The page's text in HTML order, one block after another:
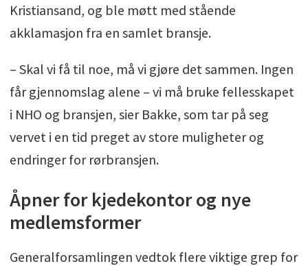
Kristiansand, og ble møtt med stående
akklamasjon fra en samlet bransje.
– Skal vi få til noe, må vi gjøre det sammen. Ingen
får gjennomslag alene – vi må bruke fellesskapet
i NHO og bransjen, sier Bakke, som tar på seg
vervet i en tid preget av store muligheter og
endringer for rørbransjen.
Åpner for kjedekontor og nye
medlemsformer
Generalforsamlingen vedtok flere viktige grep for